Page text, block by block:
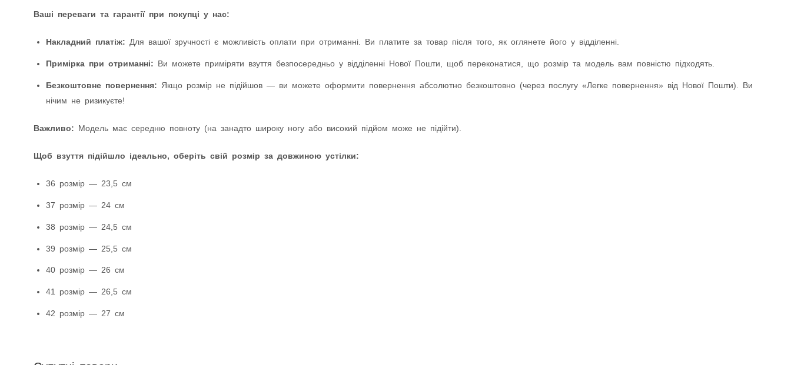
Ваші переваги та гарантії при покупці у нас:
Накладний платіж: Для вашої зручності є можливість оплати при отриманні. Ви платите за товар після того, як оглянете його у відділенні.
Примірка при отриманні: Ви можете приміряти взуття безпосередньо у відділенні Нової Пошти, щоб переконатися, що розмір та модель вам повністю підходять.
Безкоштовне повернення: Якщо розмір не підійшов — ви можете оформити повернення абсолютно безкоштовно (через послугу «Легке повернення» від Нової Пошти). Ви
нічим не ризикуєте!
Важливо: Модель має середню повноту (на занадто широку ногу або високий підйом може не підійти).
Щоб взуття підійшло ідеально, оберіть свій розмір за довжиною устілки:
36 розмір — 23,5 см
37 розмір — 24 см
38 розмір — 24,5 см
39 розмір — 25,5 см
40 розмір — 26 см
41 розмір — 26,5 см
42 розмір — 27 см